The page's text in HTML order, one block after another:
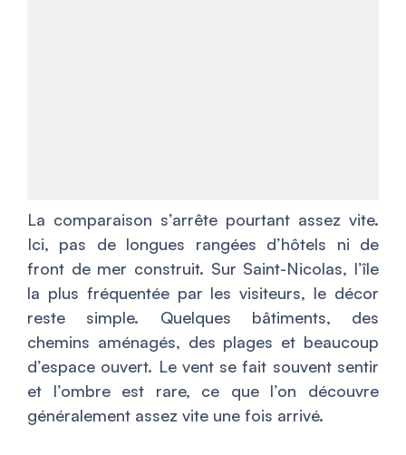
La comparaison s’arrête pourtant assez vite.
Ici, pas de longues rangées d’hôtels ni de
front de mer construit. Sur Saint-Nicolas, l’île
la plus fréquentée par les visiteurs, le décor
reste simple. Quelques bâtiments, des
chemins aménagés, des plages et beaucoup
d’espace ouvert. Le vent se fait souvent sentir
et l’ombre est rare, ce que l’on découvre
généralement assez vite une fois arrivé.